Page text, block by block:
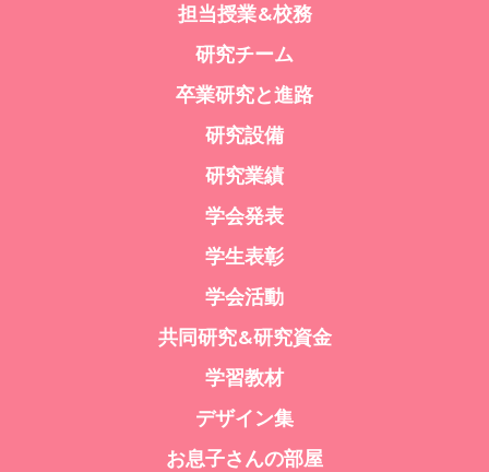
担当授業&校務
研究チーム
卒業研究と進路
研究設備
研究業績
学会発表
学生表彰
学会活動
共同研究&研究資金
学習教材
デザイン集
お息子さんの部屋